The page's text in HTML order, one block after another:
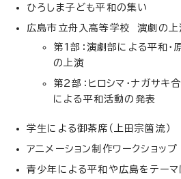
ひろしま子ども平和の集い
広島市立舟入高等学校 演劇の上
第1部：演劇部による平和・
の上演
第2部：ヒロシマ・ナガサキ
による平和活動の発表
学生による御茶席（上田宗箇流）
アニメーション制作ワークショップ
青少年による平和や広島をテー